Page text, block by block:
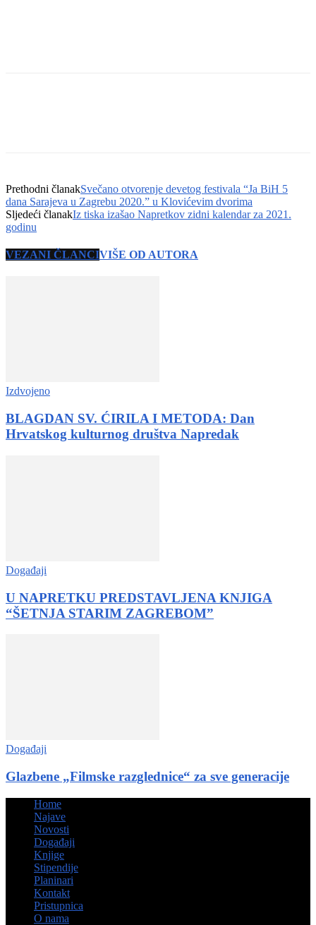
Prethodni članakSvečano otvorenje devetog festivala “Ja BiH 5
dana Sarajeva u Zagrebu 2020.” u Klovićevim dvorima
Sljedeći članakIz tiska izašao Napretkov zidni kalendar za 2021.
godinu
VEZANI ČLANCIVIŠE OD AUTORA
Izdvojeno
BLAGDAN SV. ĆIRILA I METODA: Dan
Hrvatskog kulturnog društva Napredak
Događaji
U NAPRETKU PREDSTAVLJENA KNJIGA
“ŠETNJA STARIM ZAGREBOM”
Događaji
Glazbene „Filmske razglednice“ za sve generacije
Home
Najave
Novosti
Događaji
Knjige
Stipendije
Planinari
Kontakt
Pristupnica
O nama